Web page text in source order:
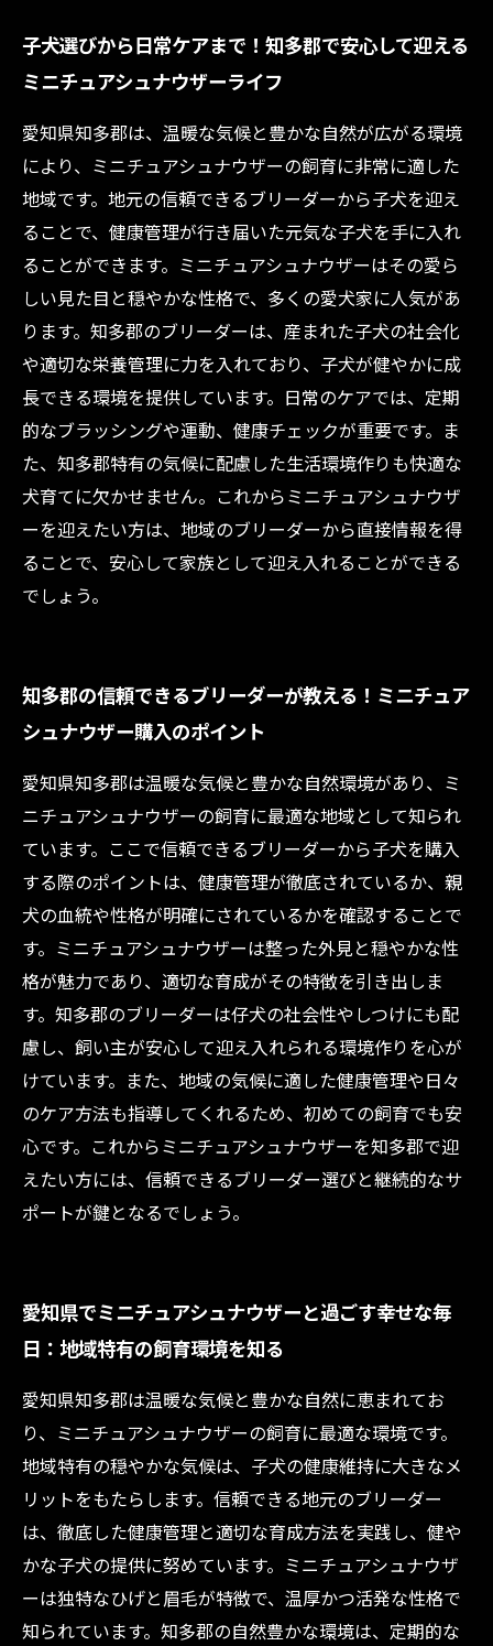
子犬選びから日常ケアまで！知多郡で安心して迎える
ミニチュアシュナウザーライフ
愛知県知多郡は、温暖な気候と豊かな自然が広がる環境
により、ミニチュアシュナウザーの飼育に非常に適した
地域です。地元の信頼できるブリーダーから子犬を迎え
ることで、健康管理が行き届いた元気な子犬を手に入れ
ることができます。ミニチュアシュナウザーはその愛ら
しい見た目と穏やかな性格で、多くの愛犬家に人気があ
ります。知多郡のブリーダーは、産まれた子犬の社会化
や適切な栄養管理に力を入れており、子犬が健やかに成
長できる環境を提供しています。日常のケアでは、定期
的なブラッシングや運動、健康チェックが重要です。ま
た、知多郡特有の気候に配慮した生活環境作りも快適な
犬育てに欠かせません。これからミニチュアシュナウザ
ーを迎えたい方は、地域のブリーダーから直接情報を得
ることで、安心して家族として迎え入れることができる
でしょう。
知多郡の信頼できるブリーダーが教える！ミニチュア
シュナウザー購入のポイント
愛知県知多郡は温暖な気候と豊かな自然環境があり、ミ
ニチュアシュナウザーの飼育に最適な地域として知られ
ています。ここで信頼できるブリーダーから子犬を購入
する際のポイントは、健康管理が徹底されているか、親
犬の血統や性格が明確にされているかを確認することで
す。ミニチュアシュナウザーは整った外見と穏やかな性
格が魅力であり、適切な育成がその特徴を引き出しま
す。知多郡のブリーダーは仔犬の社会性やしつけにも配
慮し、飼い主が安心して迎え入れられる環境作りを心が
けています。また、地域の気候に適した健康管理や日々
のケア方法も指導してくれるため、初めての飼育でも安
心です。これからミニチュアシュナウザーを知多郡で迎
えたい方には、信頼できるブリーダー選びと継続的なサ
ポートが鍵となるでしょう。
愛知県でミニチュアシュナウザーと過ごす幸せな毎
日：地域特有の飼育環境を知る
愛知県知多郡は温暖な気候と豊かな自然に恵まれてお
り、ミニチュアシュナウザーの飼育に最適な環境です。
地域特有の穏やかな気候は、子犬の健康維持に大きなメ
リットをもたらします。信頼できる地元のブリーダー
は、徹底した健康管理と適切な育成方法を実践し、健や
かな子犬の提供に努めています。ミニチュアシュナウザ
ーは独特なひげと眉毛が特徴で、温厚かつ活発な性格で
知られています。知多郡の自然豊かな環境は、定期的な